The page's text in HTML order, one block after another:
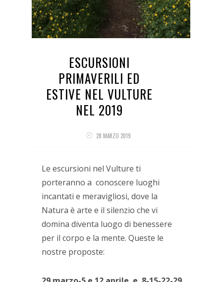
ESCURSIONI
PRIMAVERILI ED
ESTIVE NEL VULTURE
NEL 2019
28 MARZO 2019
Le escursioni nel Vulture ti
porteranno a conoscere luoghi
incantati e meravigliosi, dove la
Natura è arte e il silenzio che vi
domina diventa luogo di benessere
per il corpo e la mente. Queste le
nostre proposte: